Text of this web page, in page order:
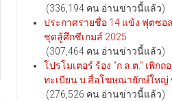
(336,194 คน อ่านข่าวนี้แล้ว)
ประกาศรายชื่อ 14 แข้ง ฟุตซอ
ชุดสู้ศึกซีเกมส์ 2025
(307,464 คน อ่านข่าวนี้แล้ว)
โปรโมเตอร์ ร้อง “ก.ล.ต.” เพิก
ทะเบียน บ.สื่อโฆษณายักษ์ใหญ่
(276,526 คน อ่านข่าวนี้แล้ว)